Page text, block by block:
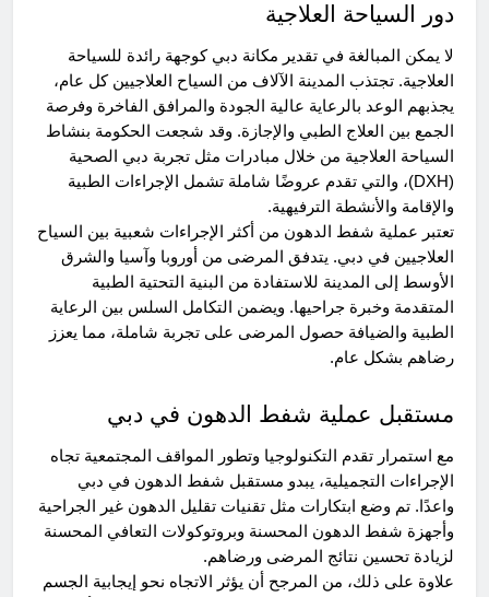
دور السياحة العلاجية
لا يمكن المبالغة في تقدير مكانة دبي كوجهة رائدة للسياحة
العلاجية. تجتذب المدينة الآلاف من السياح العلاجيين كل عام،
يجذبهم الوعد بالرعاية عالية الجودة والمرافق الفاخرة وفرصة
الجمع بين العلاج الطبي والإجازة. وقد شجعت الحكومة بنشاط
السياحة العلاجية من خلال مبادرات مثل تجربة دبي الصحية
(DXH)، والتي تقدم عروضًا شاملة تشمل الإجراءات الطبية
والإقامة والأنشطة الترفيهية.
تعتبر عملية شفط الدهون من أكثر الإجراءات شعبية بين السياح
العلاجيين في دبي. يتدفق المرضى من أوروبا وآسيا والشرق
الأوسط إلى المدينة للاستفادة من البنية التحتية الطبية
المتقدمة وخبرة جراحيها. ويضمن التكامل السلس بين الرعاية
الطبية والضيافة حصول المرضى على تجربة شاملة، مما يعزز
رضاهم بشكل عام.
مستقبل عملية شفط الدهون في دبي
مع استمرار تقدم التكنولوجيا وتطور المواقف المجتمعية تجاه
الإجراءات التجميلية، يبدو مستقبل شفط الدهون في دبي
واعدًا. تم وضع ابتكارات مثل تقنيات تقليل الدهون غير الجراحية
وأجهزة شفط الدهون المحسنة وبروتوكولات التعافي المحسنة
لزيادة تحسين نتائج المرضى ورضاهم.
علاوة على ذلك، من المرجح أن يؤثر الاتجاه نحو إيجابية الجسم